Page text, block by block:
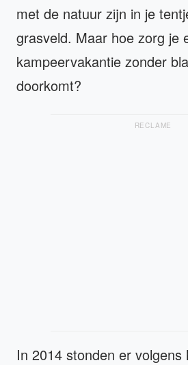
met de natuur zijn in je
grasveld. Maar hoe zorg je
kampeervakantie zonder
doorkomt?
RECLAME
In 2014 stonden er